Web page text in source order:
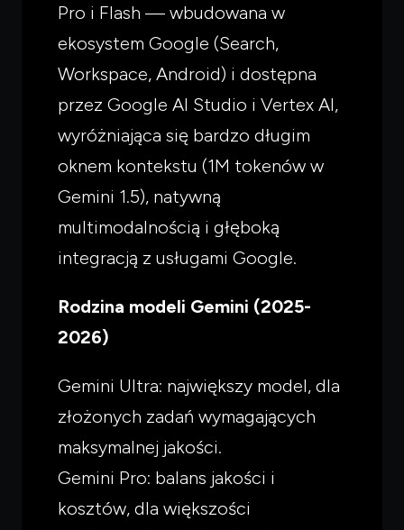
Pro i Flash — wbudowana w
ekosystem Google (Search,
Workspace, Android) i dostępna
przez Google AI Studio i Vertex AI,
wyróżniająca się bardzo długim
oknem kontekstu (1M tokenów w
Gemini 1.5), natywną
multimodalnością i głęboką
integracją z usługami Google.
Rodzina modeli Gemini (2025-
2026)
Gemini Ultra: największy model, dla
złożonych zadań wymagających
maksymalnej jakości.
Gemini Pro: balans jakości i
kosztów, dla większości